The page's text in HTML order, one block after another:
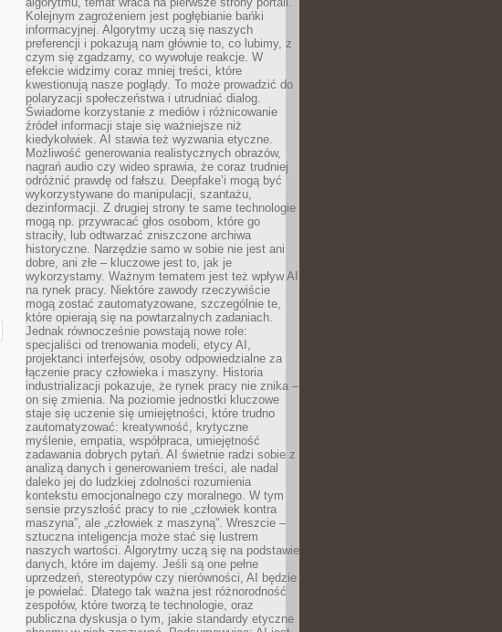
Kolejnym zagrożeniem jest pogłębianie bańki
informacyjnej. Algorytmy uczą się naszych
preferencji i pokazują nam głównie to, co lubimy, z
czym się zgadzamy, co wywołuje reakcje. W
efekcie widzimy coraz mniej treści, które
kwestionują nasze poglądy. To może prowadzić do
polaryzacji społeczeństwa i utrudniać dialog.
Świadome korzystanie z mediów i różnicowanie
źródeł informacji staje się ważniejsze niż
kiedykolwiek. AI stawia też wyzwania etyczne.
Możliwość generowania realistycznych obrazów,
nagrań audio czy wideo sprawia, że coraz trudniej
odróżnić prawdę od fałszu. Deepfake’i mogą być
wykorzystywane do manipulacji, szantażu,
dezinformacji. Z drugiej strony te same technologie
mogą np. przywracać głos osobom, które go
straciły, lub odtwarzać zniszczone archiwa
historyczne. Narzędzie samo w sobie nie jest ani
dobre, ani złe – kluczowe jest to, jak je
wykorzystamy. Ważnym tematem jest też wpływ AI
na rynek pracy. Niektóre zawody rzeczywiście
mogą zostać zautomatyzowane, szczególnie te,
które opierają się na powtarzalnych zadaniach.
Jednak równocześnie powstają nowe role:
specjaliści od trenowania modeli, etycy AI,
projektanci interfejsów, osoby odpowiedzialne za
łączenie pracy człowieka i maszyny. Historia
industrializacji pokazuje, że rynek pracy nie znika –
on się zmienia. Na poziomie jednostki kluczowe
staje się uczenie się umiejętności, które trudno
zautomatyzować: kreatywność, krytyczne
myślenie, empatia, współpraca, umiejętność
zadawania dobrych pytań. AI świetnie radzi sobie z
analizą danych i generowaniem treści, ale nadal
daleko jej do ludzkiej zdolności rozumienia
kontekstu emocjonalnego czy moralnego. W tym
sensie przyszłość pracy to nie „człowiek kontra
maszyna”, ale „człowiek z maszyną”. Wreszcie –
sztuczna inteligencja może stać się lustrem
naszych wartości. Algorytmy uczą się na podstawie
danych, które im dajemy. Jeśli są one pełne
uprzedzeń, stereotypów czy nierówności, AI będzie
je powielać. Dlatego tak ważna jest różnorodność
zespołów, które tworzą te technologie, oraz
publiczna dyskusja o tym, jakie standardy etyczne